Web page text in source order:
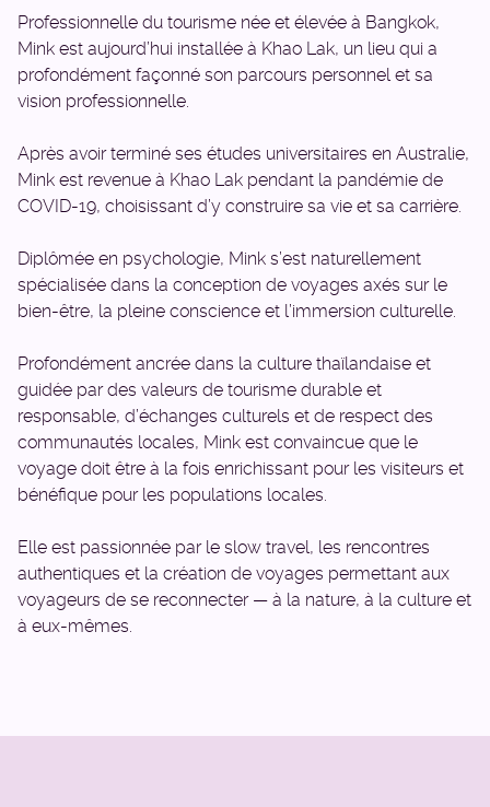
Professionnelle du tourisme née et élevée à Bangkok,
Mink est aujourd’hui installée à Khao Lak, un lieu qui a
profondément façonné son parcours personnel et sa
vision professionnelle.
Après avoir terminé ses études universitaires en Australie,
Mink est revenue à Khao Lak pendant la pandémie de
COVID-19, choisissant d’y construire sa vie et sa carrière.
Diplômée en psychologie, Mink s’est naturellement
spécialisée dans la conception de voyages axés sur le
bien-être, la pleine conscience et l’immersion culturelle.
Profondément ancrée dans la culture thaïlandaise et
guidée par des valeurs de tourisme durable et
responsable, d’échanges culturels et de respect des
communautés locales, Mink est convaincue que le
voyage doit être à la fois enrichissant pour les visiteurs et
bénéfique pour les populations locales.
Elle est passionnée par le slow travel, les rencontres
authentiques et la création de voyages permettant aux
voyageurs de se reconnecter — à la nature, à la culture et
à eux-mêmes.